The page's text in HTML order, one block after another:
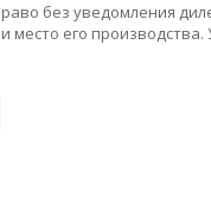
без уведомления
его